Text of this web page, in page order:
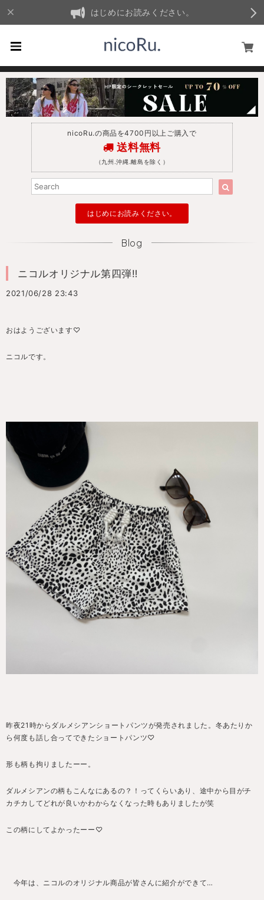
はじめにお読みください。
nicoRu.の商品を4700円以上ご購入で
送料無料
（九州.沖縄.離島を除く）
はじめにお読みください。
Blog
ニコルオリジナル第四弾‼️
2021/06/28 23:43
おはようございます♡
ニコルです。
昨夜21時からダルメシアンショートパンツが発売されました。冬あたりか
ら何度も話し合ってできたショートパンツ♡
形も柄も拘りましたーー。
ダルメシアンの柄もこんなにあるの？！ってくらいあり、途中から目がチ
カチカしてどれが良いかわからなくなった時もありましたが笑
この柄にしてよかったーー♡
今年は、ニコルのオリジナル商品が皆さんに紹介ができて…